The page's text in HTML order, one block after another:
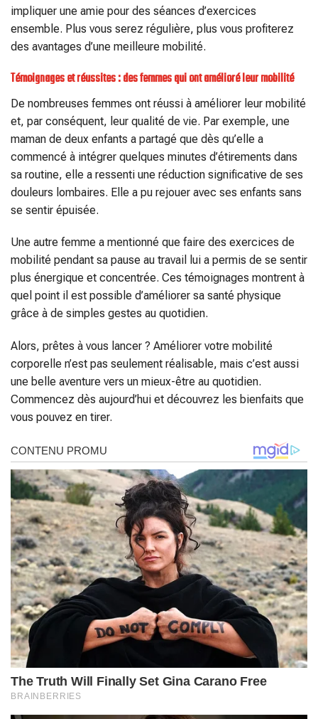
impliquer une amie pour des séances d’exercices
ensemble. Plus vous serez régulière, plus vous profiterez
des avantages d’une meilleure mobilité.
Témoignages et réussites : des femmes qui ont amélioré leur mobilité
De nombreuses femmes ont réussi à améliorer leur mobilité
et, par conséquent, leur qualité de vie. Par exemple, une
maman de deux enfants a partagé que dès qu’elle a
commencé à intégrer quelques minutes d’étirements dans
sa routine, elle a ressenti une réduction significative de ses
douleurs lombaires. Elle a pu rejouer avec ses enfants sans
se sentir épuisée.
Une autre femme a mentionné que faire des exercices de
mobilité pendant sa pause au travail lui a permis de se sentir
plus énergique et concentrée. Ces témoignages montrent à
quel point il est possible d’améliorer sa santé physique
grâce à de simples gestes au quotidien.
Alors, prêtes à vous lancer ? Améliorer votre mobilité
corporelle n’est pas seulement réalisable, mais c’est aussi
une belle aventure vers un mieux-être au quotidien.
Commencez dès aujourd’hui et découvrez les bienfaits que
vous pouvez en tirer.